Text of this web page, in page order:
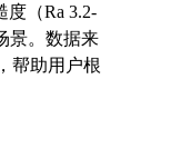
度（Ra 3.2-
景。数据来
帮助用户根